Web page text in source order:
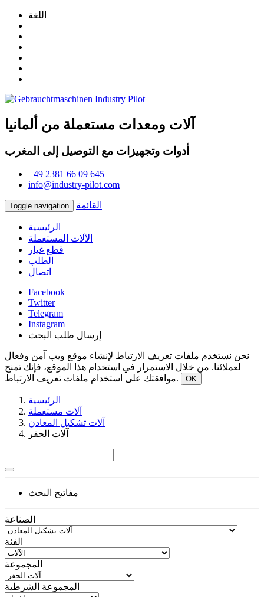
اللغة
آلات ومعدات مستعملة من ألمانيا
أدوات وتجهيزات مع التوصيل إلى المغرب
+49 2381 66 09 645
info@industry-pilot.com
Toggle navigation القائمة
الرئيسية
الآلات المستعملة
قطع غيار
الطلب
اتصال
Facebook
Twitter
Telegram
Instagram
إرسال طلب البحث
نحن نستخدم ملفات تعريف الارتباط لإنشاء موقع ويب آمن وفعال
لعملائنا. من خلال الاستمرار في استخدام هذا الموقع، فإنك تمنح
موافقتك على استخدام ملفات تعريف الارتباط.
OK
الرئيسية
آلات مستعملة
آلات تشكيل المعادن
آلات الحفر
مفاتيح البحث
الصناعة
الفئة
المجموعة
المجموعة الشرطية